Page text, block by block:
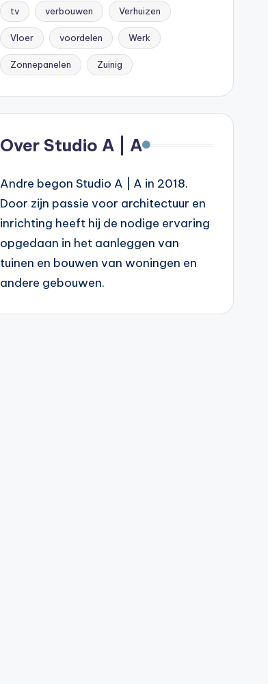
tv verbouwen Verhuizen
Vloer voordelen Werk
Zonnepanelen Zuinig
Over Studio A | A
Andre begon Studio A | A in 2018.
Door zijn passie voor architectuur en
inrichting heeft hij de nodige ervaring
opgedaan in het aanleggen van
tuinen en bouwen van woningen en
andere gebouwen.